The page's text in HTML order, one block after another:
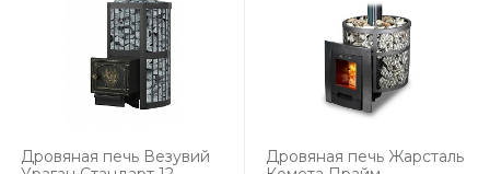
Дровяная печь Везувий
Дровяная печь Жарсталь